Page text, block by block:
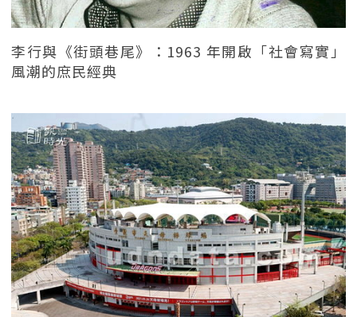
李行與《街頭巷尾》：1963 年開啟「社會寫實」
風潮的庶民經典